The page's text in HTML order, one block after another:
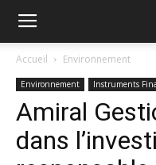
Green
Finance
Accueil Environnement
Environnement Instruments
Amiral
dans